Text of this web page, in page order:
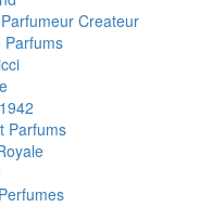
Createur
Parfums
Parfums